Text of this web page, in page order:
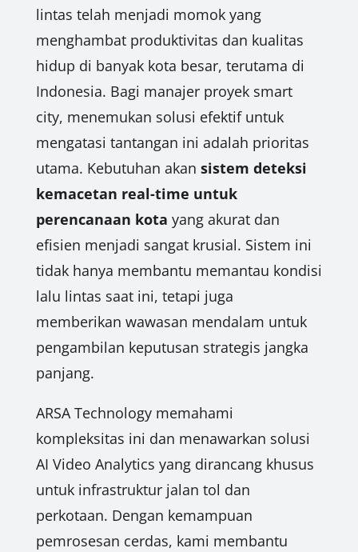
lintas telah menjadi momok yang
menghambat produktivitas dan kualitas
hidup di banyak kota besar, terutama di
Indonesia. Bagi manajer proyek smart
city, menemukan solusi efektif untuk
mengatasi tantangan ini adalah prioritas
utama. Kebutuhan akan sistem deteksi
kemacetan real-time untuk
perencanaan kota yang akurat dan
efisien menjadi sangat krusial. Sistem ini
tidak hanya membantu memantau kondisi
lalu lintas saat ini, tetapi juga
memberikan wawasan mendalam untuk
pengambilan keputusan strategis jangka
panjang.
ARSA Technology memahami
kompleksitas ini dan menawarkan solusi
AI Video Analytics yang dirancang khusus
untuk infrastruktur jalan tol dan
perkotaan. Dengan kemampuan
pemrosesan cerdas, kami membantu